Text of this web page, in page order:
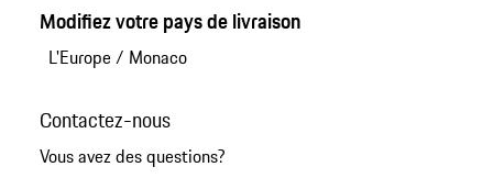
Modifiez votre pays de livraison
L'Europe/ Monaco
Contactez-nous
Vous avez des questions?